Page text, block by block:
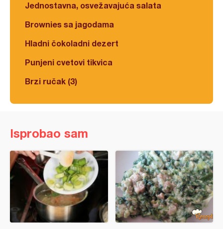
Jednostavna, osvežavajuća salata
Brownies sa jagodama
Hladni čokoladni dezert
Punjeni cvetovi tikvica
Brzi ručak (3)
Isprobao sam